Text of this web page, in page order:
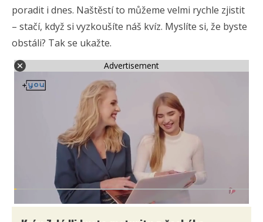
poradit i dnes. Naštěstí to můžeme velmi rychle zjistit
– stačí, když si vyzkoušíte náš kvíz. Myslíte si, že byste
obstáli? Tak se ukažte.
Advertisement